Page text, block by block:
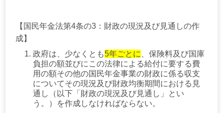
【国民年金法第4条の3：財政の現況及び見通しの作
成】
政府は、少なくとも5年ごとに
、保険料及び国庫
負担の額並びにこの法律による給付に要する費
用の額その他の国民年金事業の財政に係る収支
についてその現況及び財政均衡期間における見
通し（以下「財政の現況及び見通し」とい
う。）を作成しなければならない。